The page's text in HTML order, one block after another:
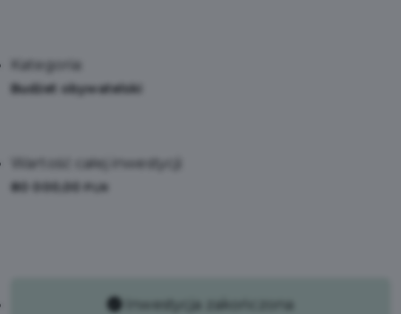
Kategoria:
Budżet obywatelski
Wartość całej inwestycji:
80 000,00
Inwestycja zakończona